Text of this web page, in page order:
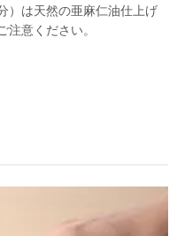
）は天然の亜麻仁油仕上げ
注意ください。